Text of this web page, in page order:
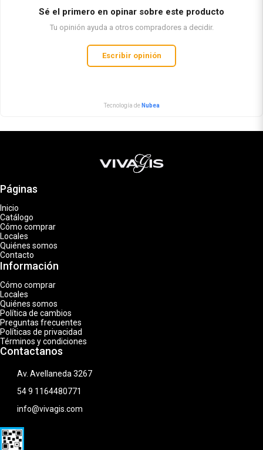
Sé el primero en opinar sobre este producto
Tu opinión ayuda a otros compradores a decidir.
Escribir opinión
Tecnología de Nubea
Páginas
Inicio
Catálogo
Cómo comprar
Locales
Quiénes somos
Contacto
Información
Cómo comprar
Locales
Quiénes somos
Política de cambios
Preguntas frecuentes
Políticas de privacidad
Términos y condiciones
Contactanos
Av. Avellaneda 3267
54 9 1164480771
info@vivagis.com